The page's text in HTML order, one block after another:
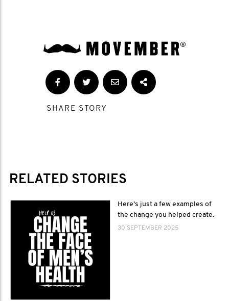
SHARE STORY
RELATED STORIES
Here’s just a few examples of
the change you helped create.
30 SEPTEMBER 2025